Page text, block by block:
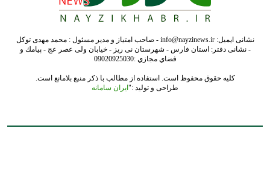
نشانی ایمیل: info@nayzinews.ir - صاحب امتیاز و مدیر مسئول : محمد مهدی توکل
- نشانی دفتر: استان فارس - شهرستان نی ریز - خیابان ولی عصر عج - پيامك و
فضاي مجازي :09020925030
کلیه حقوق محفوظ است. استفاده از مطالب با ذکر منبع بلامانع است.
طراحی و تولید :"ایران سامانه